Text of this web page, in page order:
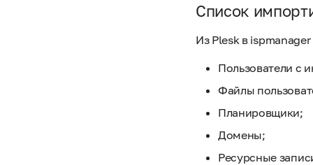
Список
Из Plesk в
Пользователи с
Файлы
Планировщики;
Домены;
Ресурсные